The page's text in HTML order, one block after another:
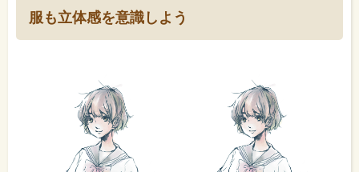
服も立体感を意識しよう